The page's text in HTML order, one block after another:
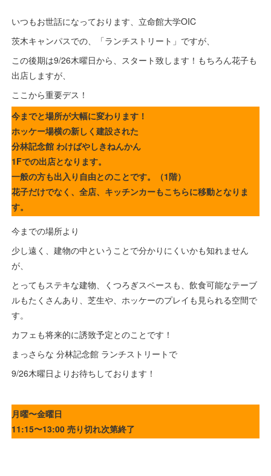
いつもお世話になっております、立命館大学OIC
茨木キャンパスでの、「ランチストリート」ですが、
この後期は9/26木曜日から、スタート致します！もちろん花子も
出店しますが、
ここから重要デス！
今までと場所が大幅に変わります！
ホッケー場横の新しく建設された
分林記念館 わけばやしきねんかん
1Fでの出店となります。
一般の方も出入り自由とのことです。（1階）
花子だけでなく、全店、キッチンカーもこちらに移動となりま
す。
今までの場所より
少し遠く、建物の中ということで分かりにくいかも知れません
が、
とってもステキな建物、くつろぎスペースも、飲食可能なテーブ
ルもたくさんあり、芝生や、ホッケーのプレイも見られる空間で
す。
カフェも将来的に誘致予定とのことです！
まっさらな 分林記念館 ランチストリートで
9/26木曜日よりお待ちしております！
月曜〜金曜日
11:15〜13:00 売り切れ次第終了